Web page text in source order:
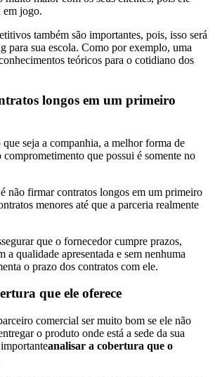
em jogo.
também são importantes, pois, isso será
para sua escola. Como por exemplo, uma
teóricos para o cotidiano dos
longos em um primeiro
seja a companhia, a melhor forma de
comprometimento que possui é somente no
não firmar contratos longos em um primeiro
menores até que a parceria realmente
que o fornecedor cumpre prazos,
a qualidade apresentada e sem nenhuma
o prazo dos contratos com ele.
que ele oferece
comercial ser muito bom se ele não
o produto onde está a sede da sua
analisar a cobertura que o